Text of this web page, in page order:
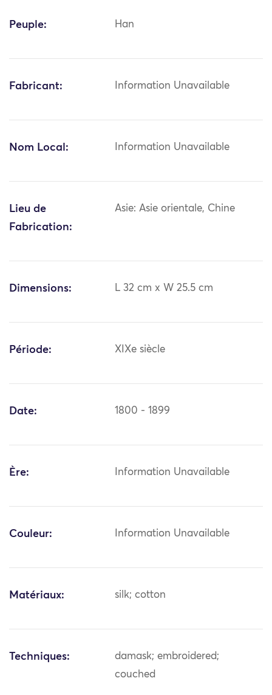
Peuple: Han
Fabricant: Information Unavailable
Nom Local: Information Unavailable
Lieu de
Fabrication:
Asie: Asie orientale, Chine
Dimensions: L 32 cm x W 25.5 cm
Période: XIXe siècle
Date: 1800 - 1899
Ère: Information Unavailable
Couleur: Information Unavailable
Matériaux: silk; cotton
Techniques:
damask; embroidered;
couched